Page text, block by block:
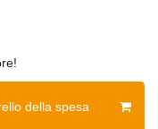
della spesa